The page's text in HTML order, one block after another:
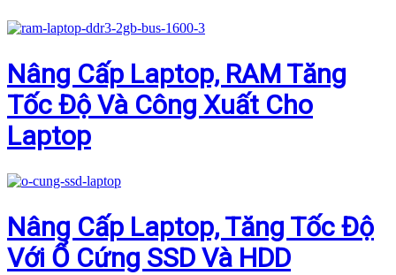
Nâng Cấp Laptop, RAM Tăng
Tốc Độ Và Công Xuất Cho
Laptop
Nâng Cấp Laptop, Tăng Tốc Độ
Với Ổ Cứng SSD Và HDD